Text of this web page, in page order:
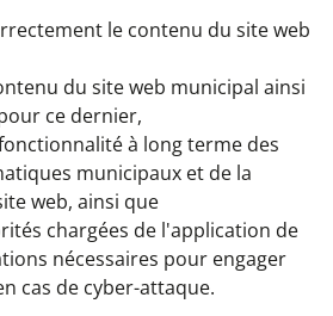
le contenu du site web
du site web municipal ainsi
ce dernier,
à long terme des
municipaux et de la
web, ainsi que
chargées de l'application de
nécessaires pour engager
cas de cyber-attaque.